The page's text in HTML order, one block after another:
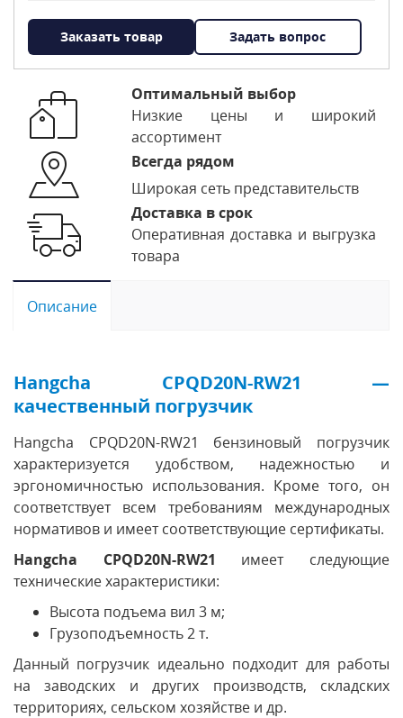
Заказать товар Задать вопрос
Оптимальный выбор
Низкие цены и широкий
ассортимент
Всегда рядом
Широкая сеть представительств
Доставка в срок
Оперативная доставка и выгрузка
товара
Описание
Hangcha CPQD20N-RW21 —
качественный погрузчик
Hangcha CPQD20N-RW21 бензиновый погрузчик
характеризуется удобством, надежностью и
эргономичностью использования. Кроме того, он
соответствует всем требованиям международных
нормативов и имеет соответствующие сертификаты.
Hangcha CPQD20N-RW21 имеет следующие
технические характеристики:
Высота подъема вил 3 м;
Грузоподъемность 2 т.
Данный погрузчик идеально подходит для работы
на заводских и других производств, складских
территориях, сельском хозяйстве и др.